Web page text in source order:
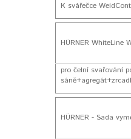
K svářečce
HÜRNER WhiteLine
pro čelní svařování
HÜRNER - Sada